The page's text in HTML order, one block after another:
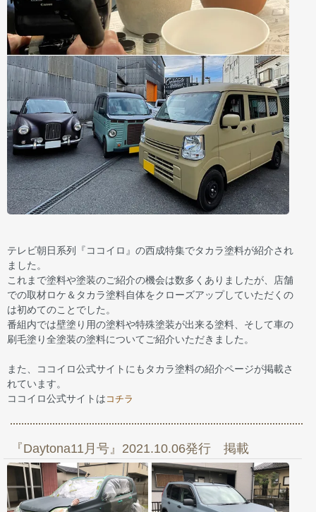
テレビ朝日系列『ココイロ』の西成特集でタカラ塗料が紹介され
ました。
これまで塗料や塗装のご紹介の機会は数多くありましたが、店舗
での取材ロケ＆タカラ塗料自体をクローズアップしていただくの
は初めてのことでした。
番組内では壁塗り用の塗料や特殊塗装が出来る塗料、そして車の
刷毛塗り全塗装の塗料についてご紹介いただきました。
また、ココイロ公式サイトにもタカラ塗料の紹介ページが掲載さ
れています。
ココイロ公式サイトは コチラ
『Daytona11月号』2021.10.06発行 掲載